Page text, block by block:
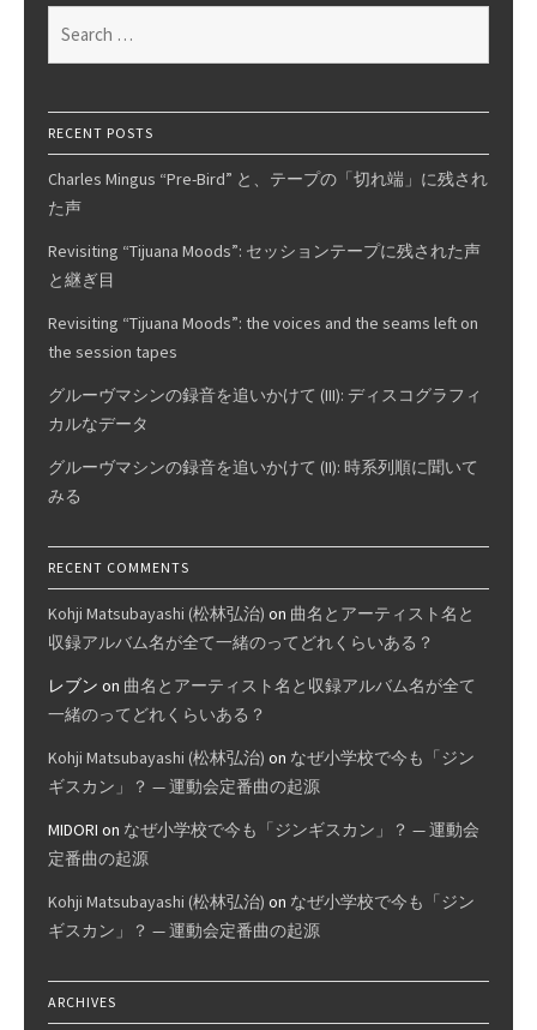
curves,
for:
RECENT POSTS
Charles Mingus “Pre-Bird” と、テープの「切れ端」に残され
た声
Revisiting “Tijuana Moods”: セッションテープに残された声
と継ぎ目
Revisiting “Tijuana Moods”: the voices and the seams left on
the session tapes
グルーヴマシンの録音を追いかけて (III): ディスコグラフィ
カルなデータ
グルーヴマシンの録音を追いかけて (II): 時系列順に聞いて
みる
RECENT COMMENTS
Kohji Matsubayashi (松林弘治) on 曲名とアーティスト名と
収録アルバム名が全て一緒のってどれくらいある？
レブン on 曲名とアーティスト名と収録アルバム名が全て
一緒のってどれくらいある？
Kohji Matsubayashi (松林弘治) on なぜ小学校で今も「ジン
ギスカン」？ — 運動会定番曲の起源
MIDORI on なぜ小学校で今も「ジンギスカン」？ — 運動会
定番曲の起源
Kohji Matsubayashi (松林弘治) on なぜ小学校で今も「ジン
ギスカン」？ — 運動会定番曲の起源
ARCHIVES